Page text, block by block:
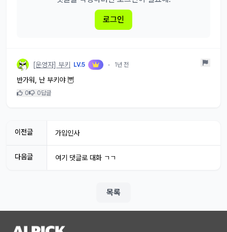
로그인
[운영자] 부키 LV.5 • 1년 전
반가워, 난 부키야 🦉
0 0답글
이전글 가입인사
다음글 여기 댓글로 대화 ㄱㄱ
목록